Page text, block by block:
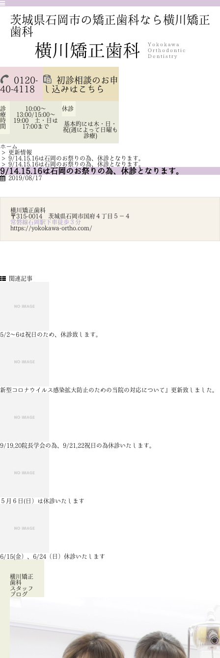
茨城県石岡市の矯正歯科なら横川矯正
歯科
0120-
40-4118
初診相談のお申
し込みはこちら
診
療
時
間
10:00～
13:00/15:00～
19:00 土・日は
17:00まで
休診
基本的には木・日・
祝(週によって日曜も
診療)
ホーム
> 更新情報
> 9/14.15.16は石岡のお祭りの為、休診となります。
> 9/14.15.16は石岡のお祭りの為、休診となります。
9/14.15.16は石岡のお祭りの為、休診となります。
2019/08/17
横川矯正歯科
〒315-0014 茨城県石岡市国府４丁目５－４
常磐線石岡駅下車徒歩３分
https://yokokawa-ortho.com/
関連記事
5/2～6は祝日のため、休診致します。
新型コロナウイルス感染拡大防止のための当院の対応について』更新致しました。
9/19,20院長学会の為、9/21,22祝日の為休診いたします。
５月６日(日）は休診いたします
6/15(金）、6/24（日）休診いたします
横川矯正
歯科
スタッフ
ブログ